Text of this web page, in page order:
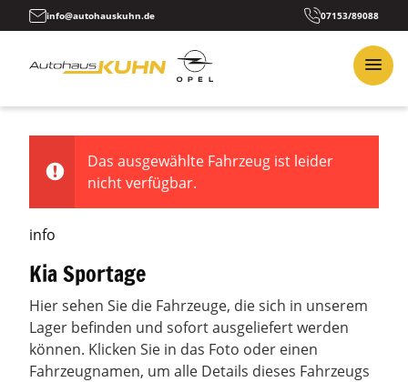
info@autohauskuhn.de 07153/89088
Das ausgewählte Fahrzeug ist leider
nicht verfügbar.
info
Kia Sportage
Hier sehen Sie die Fahrzeuge, die sich in unserem
Lager befinden und sofort ausgeliefert werden
können. Klicken Sie in das Foto oder einen
Fahrzeugnamen, um alle Details dieses Fahrzeugs